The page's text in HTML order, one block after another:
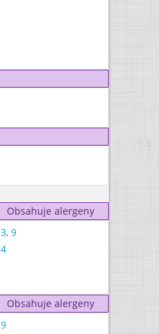
Obsahuje alergeny
3, 9
4
Obsahuje alergeny
9